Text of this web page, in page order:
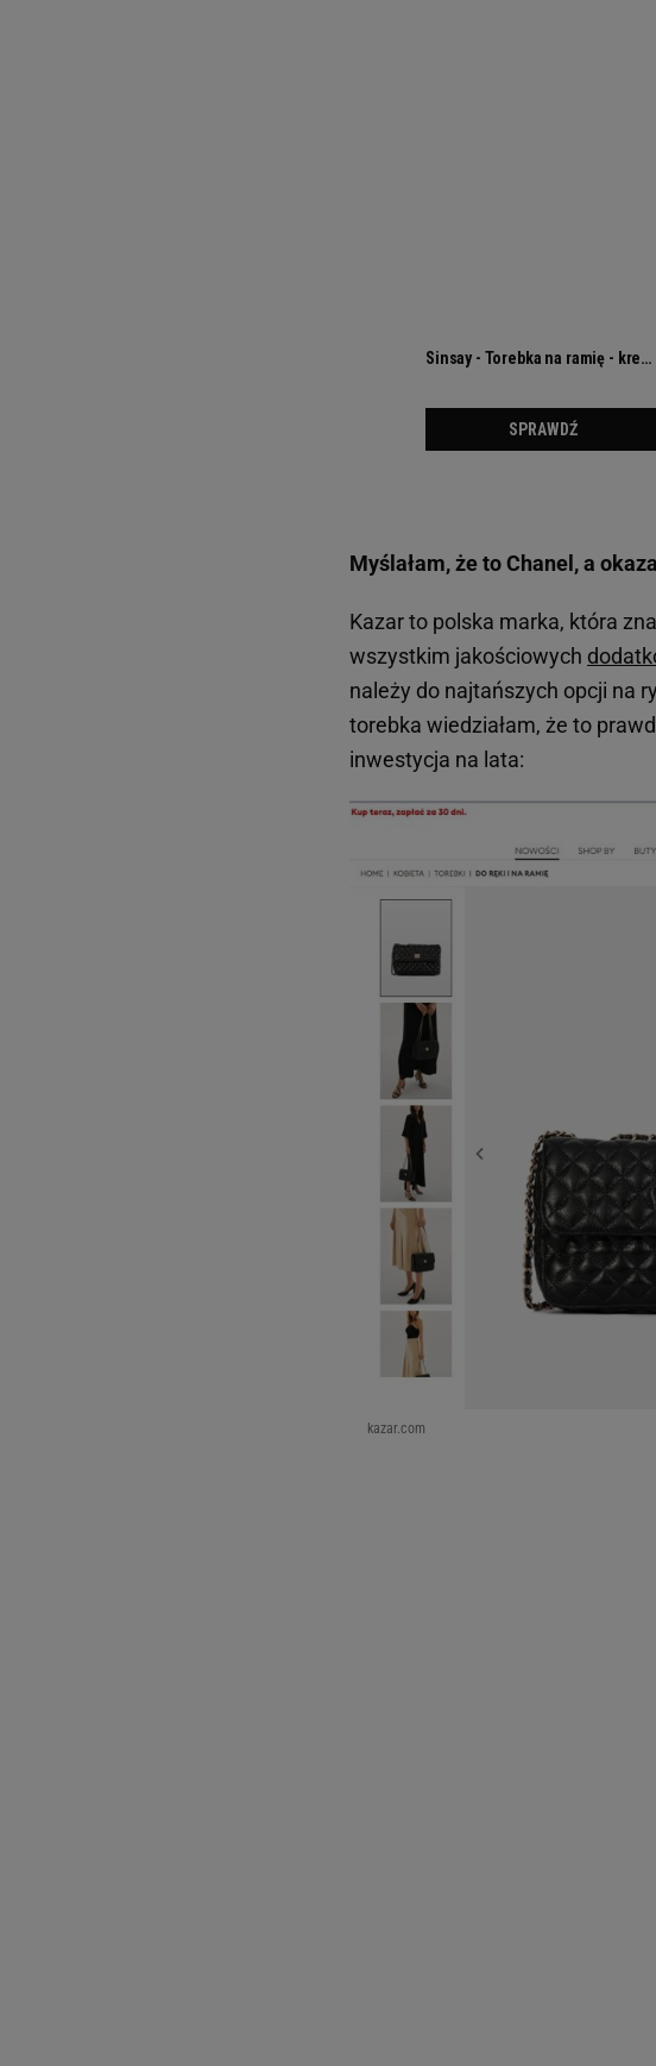
Myślałam, że to Chanel, a
Kazar to polska marka, która
wszystkim jakościowych
należy do najtańszych opcji na
torebka wiedziałam, że to
inwestycja na lata:
kazar.com